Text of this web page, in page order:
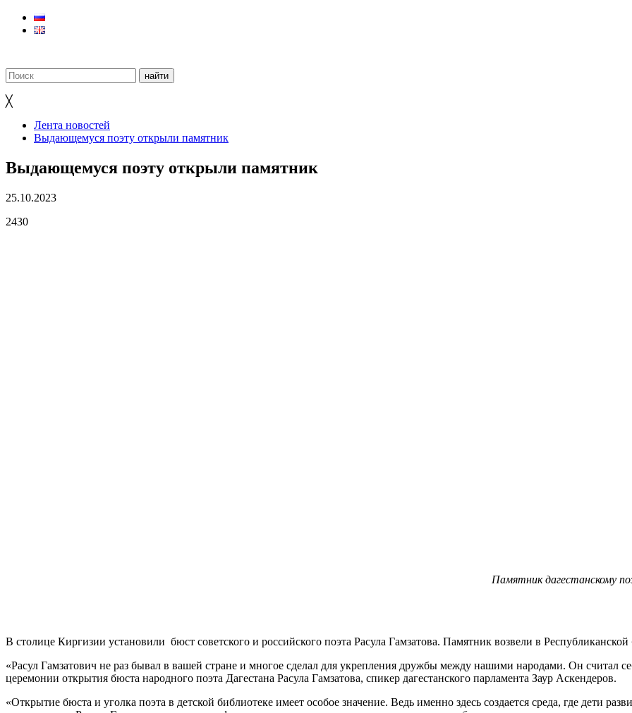
╳
Лента новостей
Выдающемуся поэту открыли памятник
Выдающемуся поэту открыли памятник
25.10.2023
2430
Памятник дагестанскому
В столице Киргизии установили бюст советского и российского поэта Расула Гамзатова. Памятник возвели в
«Расул Гамзатович не раз бывал в вашей стране и многое сделал для укрепления дружбы между нашими народами. Он считал
церемонии открытия бюста народного поэта Дагестана Расула Гамзатова, спикер дагестанского парламента Заур Аскендеров.
«Открытие бюста и уголка поэта в детской библиотеке имеет особое значение. Ведь именно здесь создается среда, где дети